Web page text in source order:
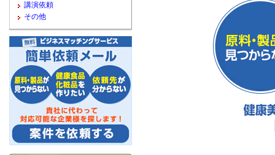
講演依頼
その他